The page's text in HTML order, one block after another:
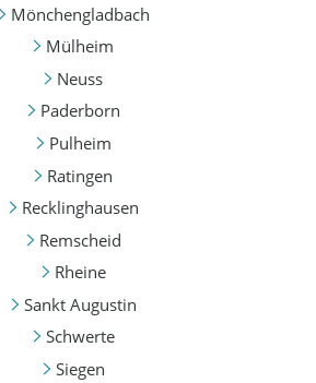
Mönchengladbach
Mülheim
Neuss
Paderborn
Pulheim
Ratingen
Recklinghausen
Remscheid
Rheine
Sankt Augustin
Schwerte
Siegen